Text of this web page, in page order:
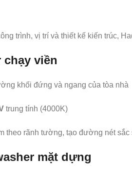
trình, vị trí và thiết kế kiến trúc,
chạy viền
khối đứng và ngang của tòa nhà
trung tính (4000K)
theo rãnh tường, tạo đường nét sắc
mặt dựng